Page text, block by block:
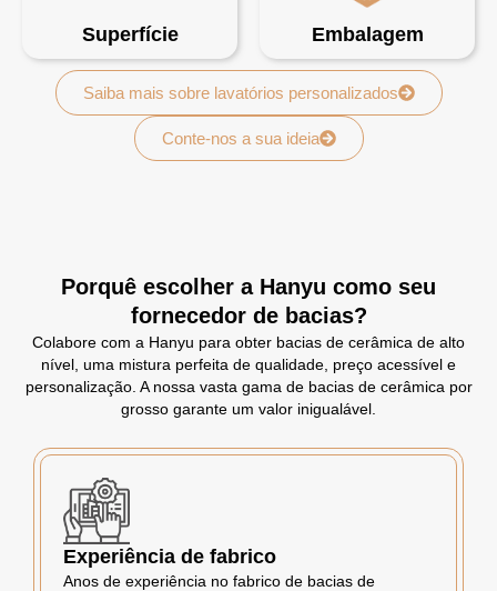
Superfície Embalagem
Saiba mais sobre lavatórios personalizados
Conte-nos a sua ideia
Porquê escolher a Hanyu como seu
fornecedor de bacias?
Colabore com a Hanyu para obter bacias de cerâmica de alto
nível, uma mistura perfeita de qualidade, preço acessível e
personalização. A nossa vasta gama de bacias de cerâmica por
grosso garante um valor inigualável.
Experiência de fabrico
Anos de experiência no fabrico de bacias de